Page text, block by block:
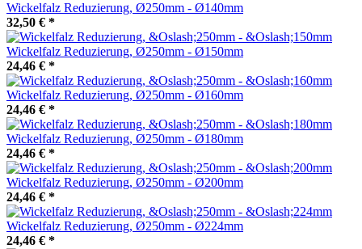
Wickelfalz Reduzierung, Ø250mm - Ø140mm
32,50 € *
Wickelfalz Reduzierung, Ø250mm - Ø150mm
24,46 € *
Wickelfalz Reduzierung, Ø250mm - Ø160mm
24,46 € *
Wickelfalz Reduzierung, Ø250mm - Ø180mm
24,46 € *
Wickelfalz Reduzierung, Ø250mm - Ø200mm
24,46 € *
Wickelfalz Reduzierung, Ø250mm - Ø224mm
24,46 € *